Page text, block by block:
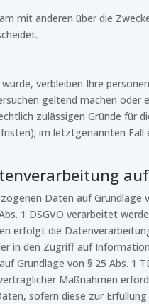
mit anderen über die
verbleiben Ihre
geltend machen oder
zulässigen Gründe für
im letztgenannten
Daten auf Grundlage
1 DSGVO verarbeitet
erfolgt die
in den Zugriff auf
Grundlage von § 25 Abs. 1
Maßnahmen
sofern diese zur